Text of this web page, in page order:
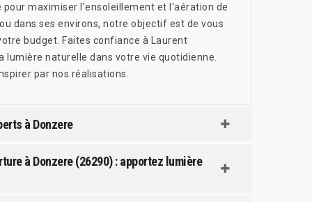
maximiser l'ensoleillement et l'aération de
dans ses environs, notre objectif est de vous
budget. Faites confiance à Laurent
naturelle dans votre vie quotidienne.
par nos réalisations.
à Donzere
à Donzere (26290) : apportez lumière